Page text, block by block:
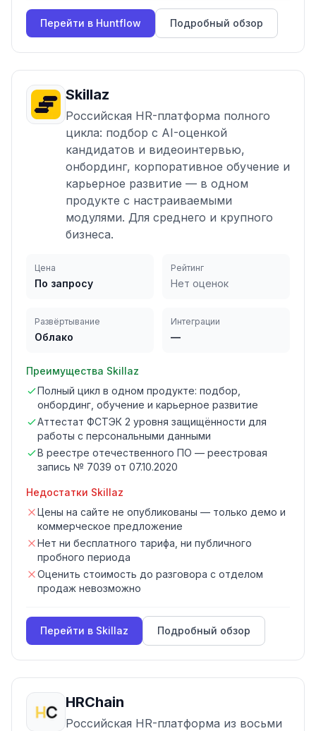
Перейти в Huntflow Подробный обзор
Skillaz
Российская HR-платформа полного
цикла: подбор с AI-оценкой
кандидатов и видеоинтервью,
онбординг, корпоративное обучение и
карьерное развитие — в одном
продукте с настраиваемыми
модулями. Для среднего и крупного
бизнеса.
Цена
По запросу
Рейтинг
Нет оценок
Развёртывание
Облако
Интеграции
—
Преимущества Skillaz
Полный цикл в одном продукте: подбор,
онбординг, обучение и карьерное развитие
Аттестат ФСТЭК 2 уровня защищённости для
работы с персональными данными
В реестре отечественного ПО — реестровая
запись № 7039 от 07.10.2020
Недостатки Skillaz
Цены на сайте не опубликованы — только демо и
коммерческое предложение
Нет ни бесплатного тарифа, ни публичного
пробного периода
Оценить стоимость до разговора с отделом
продаж невозможно
Перейти в Skillaz Подробный обзор
HRChain
Российская HR-платформа из восьми